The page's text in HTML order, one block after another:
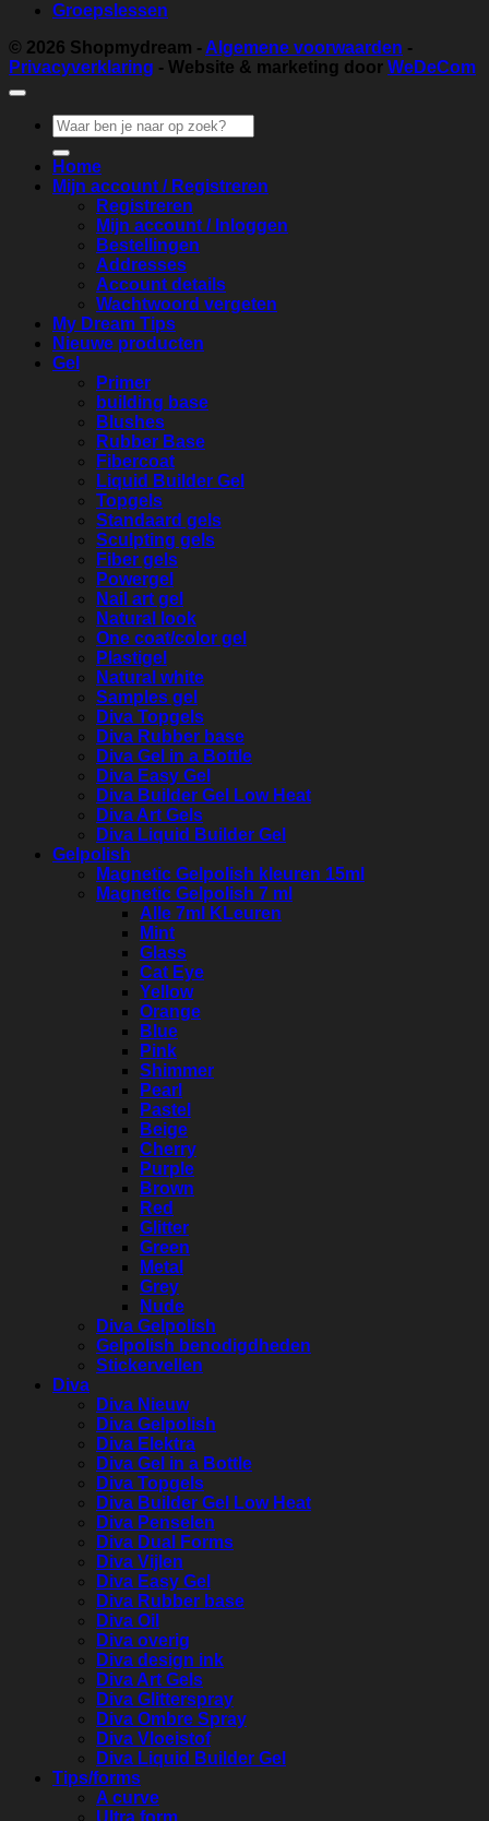
Groepslessen
© 2026 Shopmydream - Algemene voorwaarden -
Privacyverklaring - Website & marketing door WeDeCom
Zoeken
naar:
Home
Mijn account / Registreren
Registreren
Mijn account / Inloggen
Bestellingen
Addresses
Account details
Wachtwoord vergeten
My Dream Tips
Nieuwe producten
Gel
Primer
building base
Blushes
Rubber Base
Fibercoat
Liquid Builder Gel
Topgels
Standaard gels
Sculpting gels
Fiber gels
Powergel
Nail art gel
Natural look
One coat/color gel
Plastigel
Natural white
Samples gel
Diva Topgels
Diva Rubber base
Diva Gel in a Bottle
Diva Easy Gel
Diva Builder Gel Low Heat
Diva Art Gels
Diva Liquid Builder Gel
Gelpolish
Magnetic Gelpolish kleuren 15ml
Magnetic Gelpolish 7 ml
Alle 7ml KLeuren
Mint
Glass
Cat Eye
Yellow
Orange
Blue
Pink
Shimmer
Pearl
Pastel
Beige
Cherry
Purple
Brown
Red
Glitter
Green
Metal
Grey
Nude
Diva Gelpolish
Gelpolish benodigdheden
Stickervellen
Diva
Diva Nieuw
Diva Gelpolish
Diva Elektra
Diva Gel in a Bottle
Diva Topgels
Diva Builder Gel Low Heat
Diva Penselen
Diva Dual Forms
Diva Vijlen
Diva Easy Gel
Diva Rubber base
Diva Oil
Diva overig
Diva design ink
Diva Art Gels
Diva Glitterspray
Diva Ombre Spray
Diva Vloeistof
Diva Liquid Builder Gel
Tips/forms
A curve